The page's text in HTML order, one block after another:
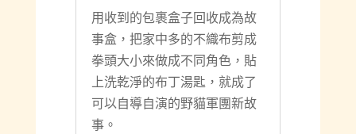
用收到的包裹盒子回收成為故
事盒，把家中多的不織布剪成
拳頭大小來做成不同角色，貼
上洗乾淨的布丁湯匙，就成了
可以自導自演的野貓軍團新故
事。